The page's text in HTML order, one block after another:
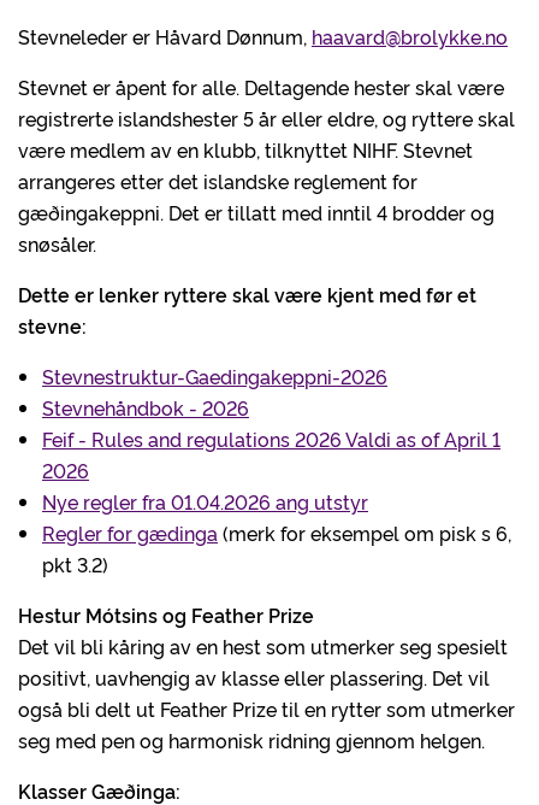
Stevneleder er Håvard Dønnum, haavard@brolykke.no
Stevnet er åpent for alle. Deltagende hester skal være
registrerte islandshester 5 år eller eldre, og ryttere skal
være medlem av en klubb, tilknyttet NIHF. Stevnet
arrangeres etter det islandske reglement for
gæðingakeppni. Det er tillatt med inntil 4 brodder og
snøsåler.
Dette er lenker ryttere skal være kjent med før et
stevne:
Stevnestruktur-Gaedingakeppni-2026
Stevnehåndbok - 2026
Feif - Rules and regulations 2026 Valdi as of April 1
2026
Nye regler fra 01.04.2026 ang utstyr
Regler for gædinga (merk for eksempel om pisk s 6,
pkt 3.2)
Hestur Mótsinsog Feather Prize
Det vil bli kåring av en hest som utmerker seg spesielt
positivt, uavhengig av klasse eller plassering. Det vil
også bli delt ut Feather Prize til en rytter som utmerker
seg med pen og harmonisk ridning gjennom helgen.
Klasser Gæðinga: